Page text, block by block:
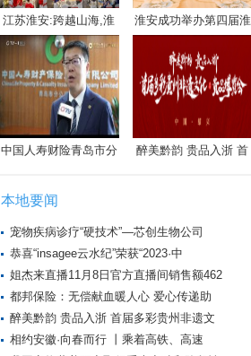
江苏淮安:跨越山海,淮 淮安成功举办第四届淮
中国人寿财险青岛市分 醉美黔韵 贵品入浙 首
本地要闻
宠物疾病诊疗“硬技术”—芯创生物公司
恭喜“insagee云水纪”荣获“2023·中
姐杰来直播11月8日官方直播间销售额462
都邦保险：无偿献血暖人心 爱心传递助
醉美黔韵 贵品入浙 首届多彩贵州非遗文
相约安徽·向春而行 丨乘着高铁、高速